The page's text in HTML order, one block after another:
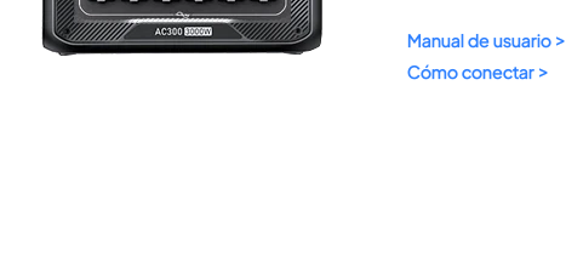
Manual de usuario >
Cómo conectar >